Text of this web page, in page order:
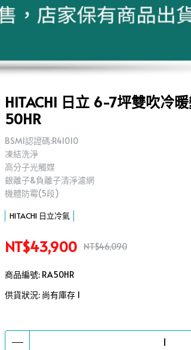
HITACHI 日立 6-7坪雙吹冷
50HR
BSMI認證碼:R41010
凍結洗淨
高分子光觸媒
銀離子&負離子清淨濾網
機體防霉(5段)
HITACHI 日立冷氣
NT$43,900 NT$46,090
商品編號: RA50HR
供貨狀況: 尚有庫存 1